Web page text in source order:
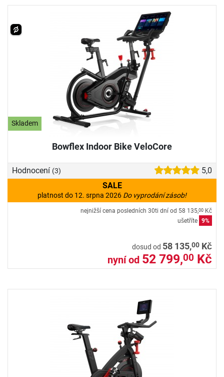
Skladem
Bowflex Indoor Bike VeloCore
Hodnocení (3)
5,0
SALE
platnost do 12. srpna 2026 Do vyprodání zásob!
nejnižší cena posledních 30ti dní od 58 135,00 Kč
ušetříte 9%
dosud od 58 135,00 Kč
nyní od 52 799,00 Kč